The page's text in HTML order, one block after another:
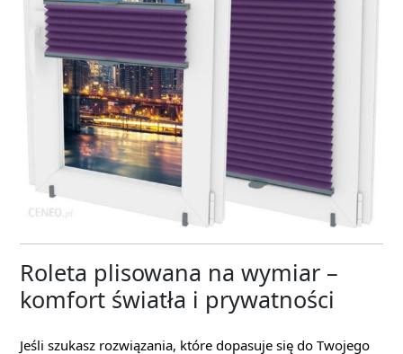
Roleta plisowana na wymiar –
komfort światła i prywatności
Jeśli szukasz rozwiązania, które dopasuje się do Twojego